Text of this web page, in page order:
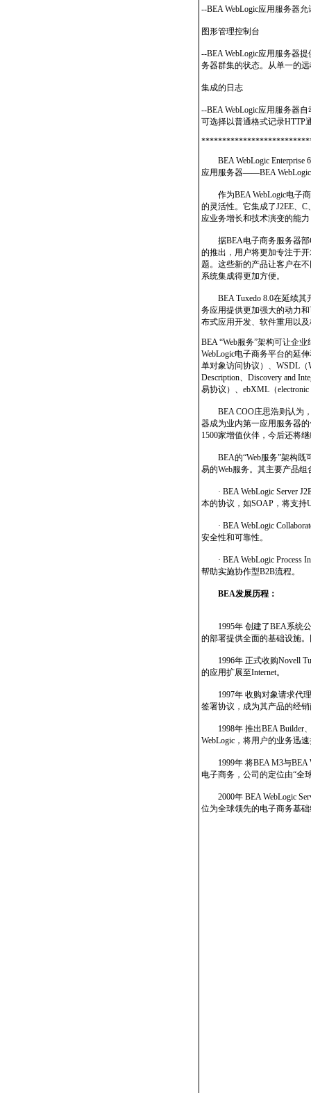
--BEA WebLogic应用服务器
图形管理控制台
--BEA WebLogic应用服务器
务器群集的状态。从单一的
集成的日志
--BEA WebLogic应用服务器
可选择以普通格式记录HTTP
BEA WebLogic Enterprise
应用服务器——BEA WebLogic
作为BEA WebLogic电子商
的灵活性。它集成了J2EE、
应业务增长和技术演变的能
据BEA电子商务服务器部
的推出，用户将更加专注于
题。这些新的产品让客户在
系统集成得更加方便。
BEA Tuxedo 8.0在延续其
务应用提供更加强大的动力
布式应用开发、软件重用以
BEA “Web服务”架构可让企
WebLogic电子商务平台的延
单对象访问协议）、WSDL（
Description、Discovery and
易协议）、ebXML（electronic
BEA COO庄思浩则认为，
器成为业内第一应用服务器
1500家增值伙伴，今后还将
BEA的“Web服务”架构既
易的Web服务。其主要产品组
· BEA WebLogic Server
本的协议，如SOAP，将支持
· BEA WebLogic
安全性和可靠性。
· BEA WebLogic Process
帮助实施协作型B2B流程。
BEA发展历程：
1995年 创建了BEA系统公
的部署提供全面的基础设施
1996年 正式收购Novell
的应用扩展至Internet。
1997年 收购对象请求代理
签署协议，成为其产品的经
1998年 推出BEA Builder、
WebLogic，将用户的业务迅
1999年 将BEA M3与BEA
电子商务，公司的定位由“全
2000年 BEA WebLogic
位为全球领先的电子商务基础